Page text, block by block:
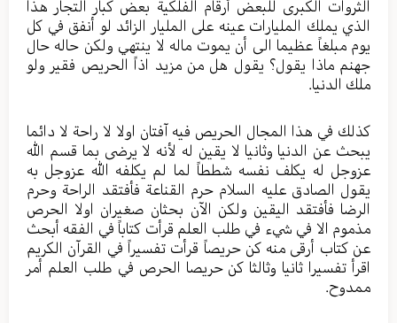
الثروات الكبرى للبعض أرقام الفلكية بعض كبار التجار هذا
الذي يملك المليارات عينه على المليار الزائد لو أنفق في كل
يوم مبلغاً عظيما الى أن يموت ماله لا ينتهي ولكن حاله حال
جهنم ماذا يقول؟ يقول هل من مزيد اذاً الحريص فقير ولو
ملك الدنيا.
كذلك في هذا المجال الحريص فيه آفتان اولا لا راحة لا دائما
يبحث عن الدنيا وثانيا لا يقين له لأنه لا يرضى بما قسم الله
عزوجل له يكلف نفسه شططاً لما لم يكلفه الله عزوجل به
يقول الصادق عليه السلام حرم القناعة فأفتقد الراحة وحرم
الرضا فأفتقد اليقين ولكن الآن بحثان صغيران اولا الحرص
مذموم الا في شيء في طلب العلم قرأت كتاباً في الفقه أبحث
عن كتاب أرقى منه كن حريصاً قرأت تفسيراً في القرآن الكريم
اقرأ تفسيرا ثانيا وثالثا كن حريصا الحرص في طلب العلم أمر
ممدوح.